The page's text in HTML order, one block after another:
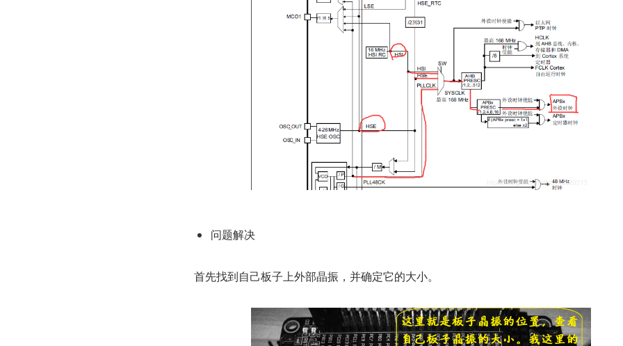
问题解决
首先找到自己板子上外部晶振，并确定它的大小。